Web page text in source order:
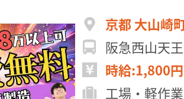
京都 大山崎
阪急西山天
時給:1,800
工場・軽作